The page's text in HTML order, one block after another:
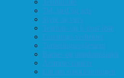
Tid, sted og pris
Styre og verv
Telefon- og E-post-liste
Forenings-vedtekter
Turneringsreglement
Barne- og ungdomssjakk
Årsmøte-papirer
Litt om sjakkforeningen